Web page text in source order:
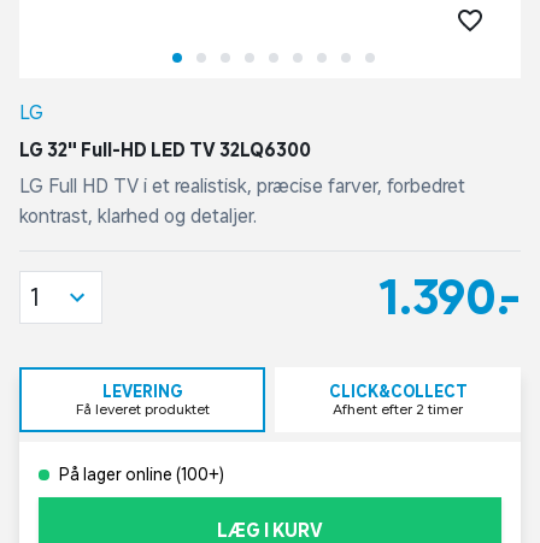
LG
LG 32" Full-HD LED TV 32LQ6300
LG Full HD TV i et realistisk, præcise farver, forbedret
kontrast, klarhed og detaljer.
1.390,-
1
LEVERING
Få leveret produktet
CLICK&COLLECT
Afhent efter 2 timer
På lager online (100+)
LÆG I KURV